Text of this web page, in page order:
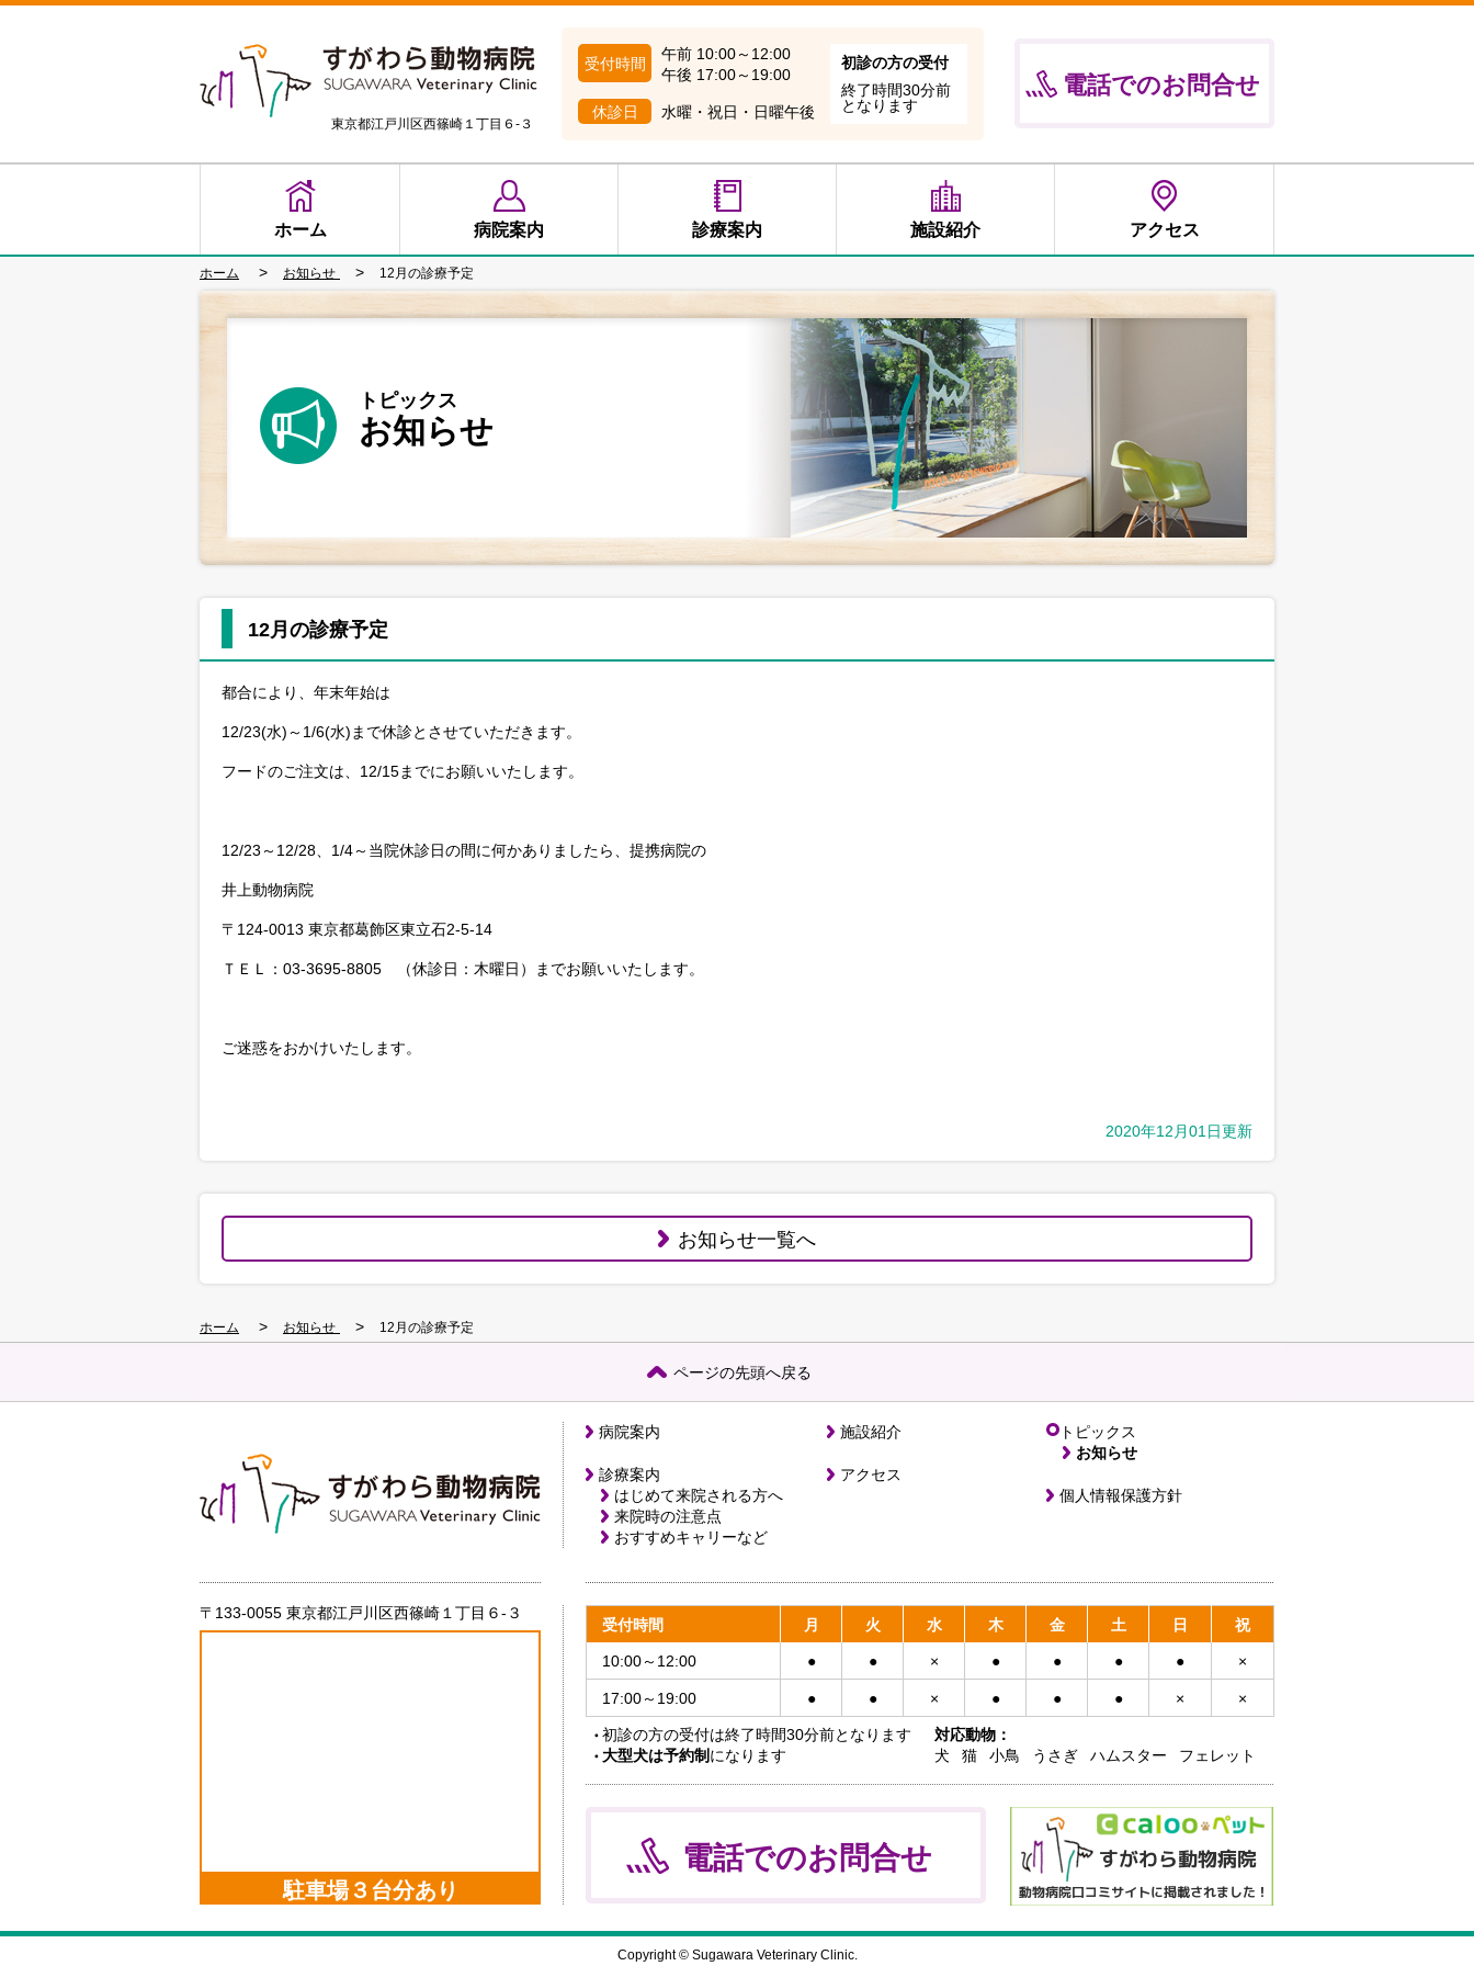
東京都江戸川区西篠崎１丁目６-３
受付時間
午前 10:00～12:00
午後 17:00～19:00
休診日 水曜・祝日・日曜午後
初診の方の受付
終了時間30分前
となります
電話でのお問合せ
ホーム 病院案内 診療案内 施設紹介 アクセス
ホーム > お知らせ > 12月の診療予定
トピックス
お知らせ
12月の診療予定
都合により、年末年始は
12/23(水)～1/6(水)まで休診とさせていただきます。
フードのご注文は、12/15までにお願いいたします。
12/23～12/28、1/4～当院休診日の間に何かありましたら、提携病院の
井上動物病院
〒124-0013 東京都葛飾区東立石2-5-14
ＴＥＬ：03-3695-8805 （休診日：木曜日）までお願いいたします。
ご迷惑をおかけいたします。
2020年12月01日更新
お知らせ一覧へ
ホーム > お知らせ > 12月の診療予定
ページの先頭へ戻る
病院案内
診療案内
はじめて来院される方へ
来院時の注意点
おすすめキャリーなど
施設紹介
アクセス
トピックス
お知らせ
個人情報保護方針
〒133-0055 東京都江戸川区西篠崎１丁目６-３
駐車場３台分あり
受付時間 月 火 水 木 金 土 日 祝
10:00～12:00 ● ● × ● ● ● ● ×
17:00～19:00 ● ● × ● ● ● × ×
初診の方の受付は終了時間30分前となります
大型犬は予約制 になります
対応動物：
犬
猫 小鳥 うさぎ ハムスター フェレット
電話でのお問合せ
Copyright © Sugawara Veterinary Clinic.